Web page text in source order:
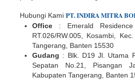
Hubungi Kami PT.INDIRA MITRA
Office : Emerald
RT.026/RW.005, Kosambi,
Tangerang, Banten 15530
Gudang : Blk. D19 Jl. Utama
Sepatan No.21, Pisangan
Kabupaten Tangerang, Banten